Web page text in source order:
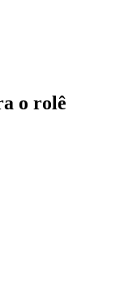
o rolê